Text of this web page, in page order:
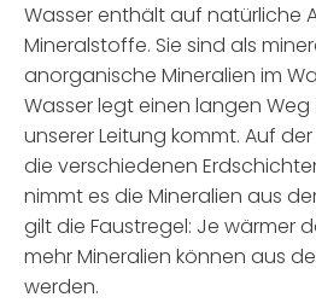
Wasser enthält auf natürliche
Mineralstoffe. Sie sind als
anorganische Mineralien im
Wasser legt einen langen Weg
unserer Leitung kommt. Auf
die verschiedenen
nimmt es die Mineralien aus
gilt die Faustregel: Je wärmer
mehr Mineralien können aus
werden.